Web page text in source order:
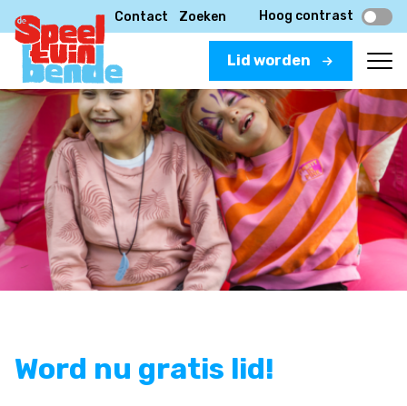
Contact Zoeken Hoog contrast
Lid worden
Word nu gratis lid!